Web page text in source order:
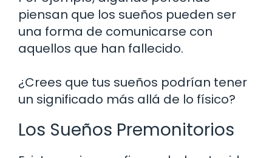
piensan que los sueños pueden ser
una forma de comunicarse con
aquellos que han fallecido.
¿Crees que tus sueños podrían tener
un significado más allá de lo físico?
Los Sueños Premonitorios